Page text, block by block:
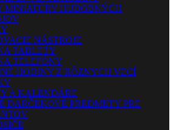
MINIATÚRY HUDOBNÝCH
NÁSTROJE
TABLETY
TELEFÓNY
HODINY Z RÔZNYCH VECÍ
A KALENDÁRE
DARČEKOVÉ PREDMETY PRE